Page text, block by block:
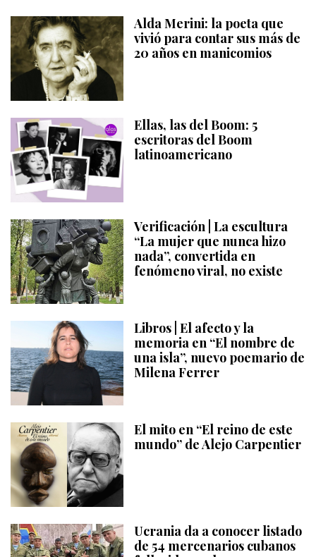
Alda Merini: la poeta que
vivió para contar sus más de
20 años en manicomios
Ellas, las del Boom: 5
escritoras del Boom
latinoamericano
Verificación | La escultura
“La mujer que nunca hizo
nada”, convertida en
fenómeno viral, no existe
Libros | El afecto y la
memoria en “El nombre de
una isla”, nuevo poemario de
Milena Ferrer
El mito en “El reino de este
mundo” de Alejo Carpentier
Ucrania da a conocer listado
de 54 mercenarios cubanos